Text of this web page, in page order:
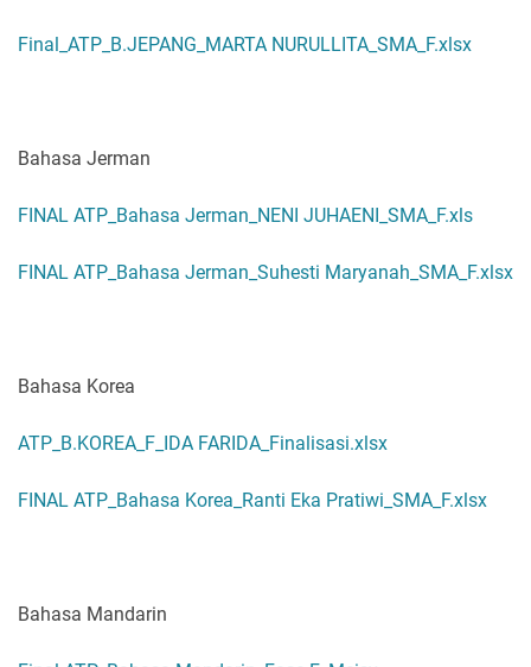
Final_ATP_B.JEPANG_MARTA NURULLITA_SMA_F.xlsx
Bahasa Jerman
FINAL ATP_Bahasa Jerman_NENI JUHAENI_SMA_F.xls
FINAL ATP_Bahasa Jerman_Suhesti Maryanah_SMA_F.xlsx
Bahasa Korea
ATP_B.KOREA_F_IDA FARIDA_Finalisasi.xlsx
FINAL ATP_Bahasa Korea_Ranti Eka Pratiwi_SMA_F.xlsx
Bahasa Mandarin